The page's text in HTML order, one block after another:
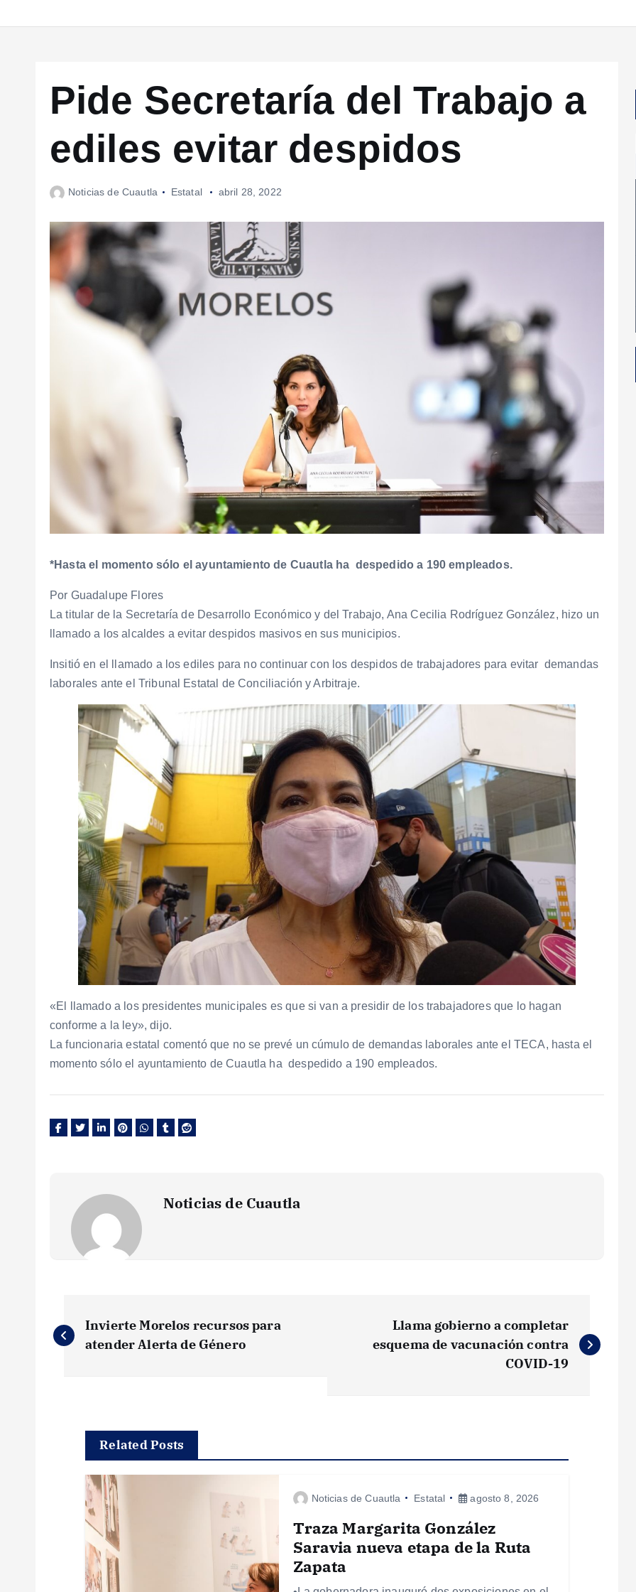
Pide Secretaría del Trabajo a
ediles evitar despidos
Noticias de Cuautla Estatal abril 28, 2022
*Hasta el momento sólo el ayuntamiento de Cuautla ha despedido a 190 empleados.
Por Guadalupe Flores
La titular de la Secretaría de Desarrollo Económico y del Trabajo, Ana Cecilia Rodríguez González, hizo un
llamado a los alcaldes a evitar despidos masivos en sus municipios.
Insitió en el llamado a los ediles para no continuar con los despidos de trabajadores para evitar demandas
laborales ante el Tribunal Estatal de Conciliación y Arbitraje.
«El llamado a los presidentes municipales es que si van a presidir de los trabajadores que lo hagan
conforme a la ley», dijo.
La funcionaria estatal comentó que no se prevé un cúmulo de demandas laborales ante el TECA, hasta el
momento sólo el ayuntamiento de Cuautla ha despedido a 190 empleados.
Noticias de Cuautla
a
Invierte Morelos recursos para
atender Alerta de Género
Llama gobierno a completar
esquema de vacunación contra
COVID-19
Related Posts
Noticias de Cuautla Estatal agosto 8, 2026
Traza Margarita González
Saravia nueva etapa de la Ruta
Zapata